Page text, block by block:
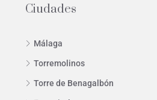
Ciudades
Málaga
Torremolinos
Torre de Benagalbón